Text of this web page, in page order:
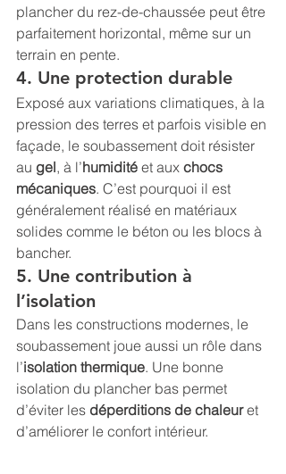
plancher du rez-de-chaussée peut être
parfaitement horizontal, même sur un
terrain en pente.
4. Une protection durable
Exposé aux variations climatiques, à la
pression des terres et parfois visible en
façade, le soubassement doit résister
au gel, à l’humidité et aux chocs
mécaniques. C’est pourquoi il est
généralement réalisé en matériaux
solides comme le béton ou les blocs à
bancher.
5. Une contribution à
l’isolation
Dans les constructions modernes, le
soubassement joue aussi un rôle dans
l’isolation thermique. Une bonne
isolation du plancher bas permet
d’éviter les déperditions de chaleur et
d’améliorer le confort intérieur.